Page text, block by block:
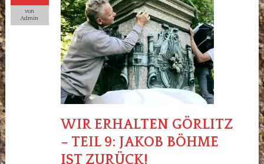
von
Admin
WIR ERHALTEN GÖRLITZ
– TEIL 9: JAKOB BÖHME
IST ZURÜCK!